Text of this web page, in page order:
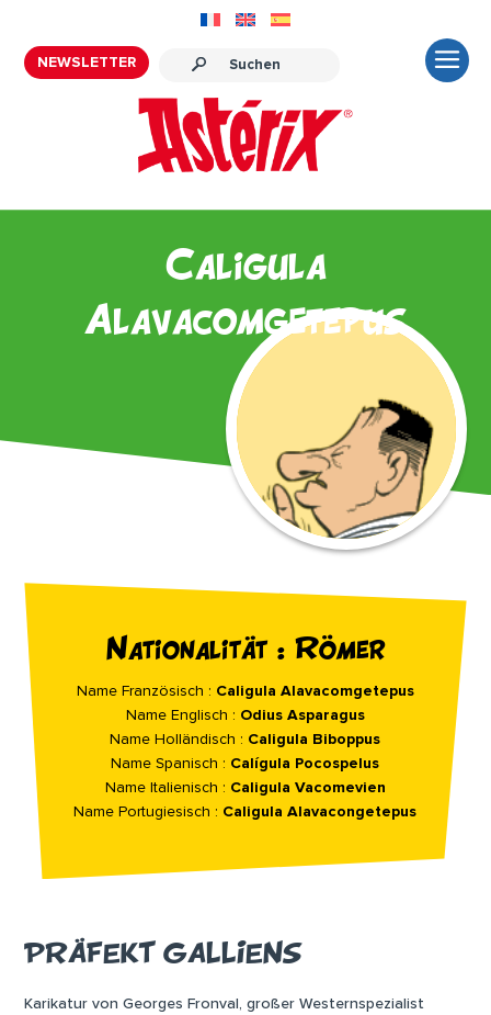
NEWSLETTER
Caligula
Alavacomgetepus
Nationalität : Römer
Name Französisch : Caligula Alavacomgetepus
Name Englisch : Odius Asparagus
Name Holländisch : Caligula Biboppus
Name Spanisch : Calígula Pocospelus
Name Italienisch : Caligula Vacomevien
Name Portugiesisch : Caligula Alavacongetepus
PRÄFEKT GALLIENS
Karikatur von Georges Fronval, großer Westernspezialist